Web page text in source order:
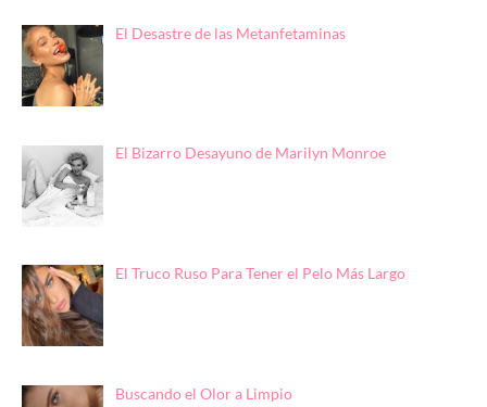
El Desastre de las Metanfetaminas
El Bizarro Desayuno de Marilyn Monroe
El Truco Ruso Para Tener el Pelo Más Largo
Buscando el Olor a Limpio